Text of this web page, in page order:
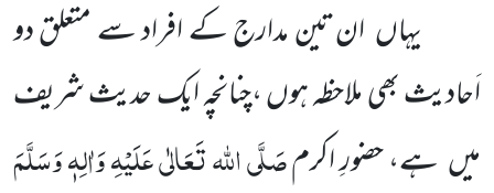
یہاں ان تین مدارج کے افراد سے متعلق دو
اَحادیث بھی ملاحظہ ہوں ،چنانچہ ایک حدیث شریف
میں ہے، حضورِ اکرمصَلَّی اللہ تَعَالٰی عَلَیْہِ وَاٰلِہٖ وَسَلَّمَ